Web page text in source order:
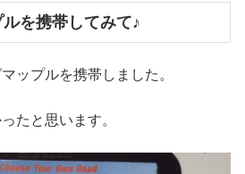
を携帯してみて♪
ップルを携帯しました。
たと思います。